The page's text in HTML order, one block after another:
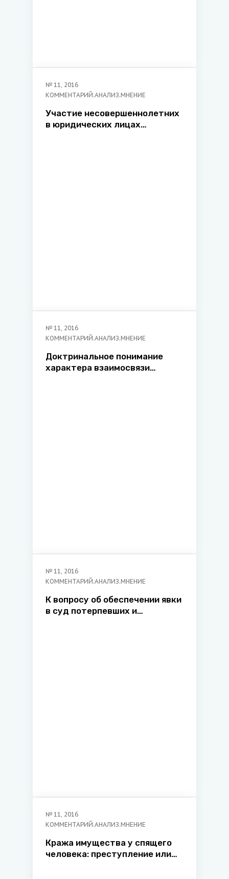
№ 11, 2016
КОММЕНТАРИЙ.АНАЛИЗ.МНЕНИЕ
Участие несовершеннолетних
в юридических лицах
№ 11, 2016
КОММЕНТАРИЙ.АНАЛИЗ.МНЕНИЕ
Доктринальное понимание
характера взаимосвязи
№ 11, 2016
КОММЕНТАРИЙ.АНАЛИЗ.МНЕНИЕ
К вопросу об обеспечении явки
в суд потерпевших и
№ 11, 2016
КОММЕНТАРИЙ.АНАЛИЗ.МНЕНИЕ
Кража имущества у спящего
человека: преступление или